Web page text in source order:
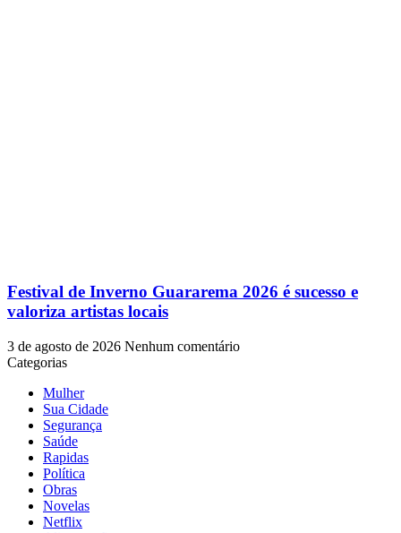
Festival de Inverno Guararema 2026 é sucesso e
valoriza artistas locais
3 de agosto de 2026 Nenhum comentário
Categorias
Mulher
Sua Cidade
Segurança
Saúde
Rapidas
Política
Obras
Novelas
Netflix